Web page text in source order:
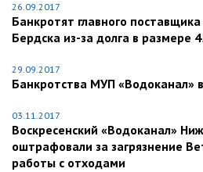
26.09.2017
Банкротят главного
Бердска из-за долга в размере
29.09.2017
Банкротства МУП «Водоканал»
03.11.2017
Воскресенский «Водоканал»
оштрафовали за загрязнение
работы с отходами